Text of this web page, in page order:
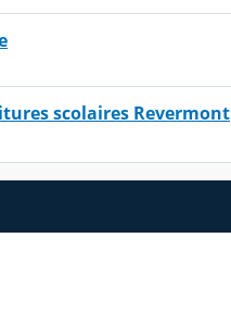
scolaires Revermont